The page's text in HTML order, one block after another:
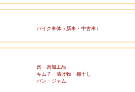
バイク車体（新車・中古車）
肉・肉加工品
キムチ・漬け物・梅干し
パン・ジャム